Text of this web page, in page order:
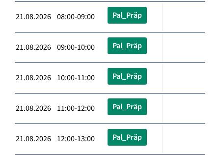
21.08.2026 08:00-09:00 Pal_Präp
21.08.2026 09:00-10:00 Pal_Präp
21.08.2026 10:00-11:00 Pal_Präp
21.08.2026 11:00-12:00 Pal_Präp
21.08.2026 12:00-13:00 Pal_Präp